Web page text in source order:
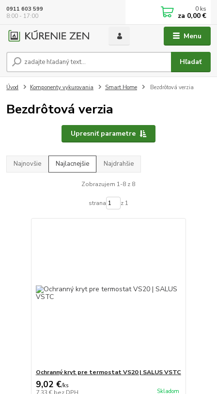
Menu
Hľadať
0911 603 599
8:00 - 17:00
0 ks
za 0,00 €
Úvod Komponenty vykurovania Smart Home Bezdrôtová verzia
Bezdrôtová verzia
Upresniť parametre
Najnovšie Najlacnejšie Najdrahšie
Zobrazujem 1-8 z 8
strana z 1
Ochranný kryt pre termostat VS20 | SALUS VSTC
9,02 €/ks
7,33 € bez DPH Skladom